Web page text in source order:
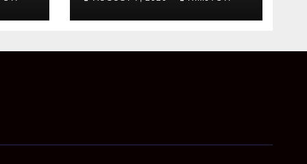
समीक्षा, अधिकारियों को दिए
अहम निर्देश